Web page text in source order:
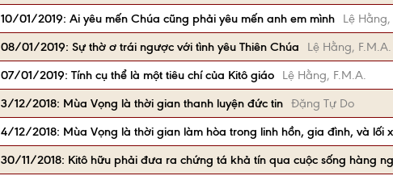
01/2019: Ai yêu mến Chúa cũng phải yêu mến anh em mình
Lệ Hằng,
01/2019: Sự thờ ơ trái ngược với tình yêu Thiên Chúa
Lệ Hằng, F.M.A.
01/2019: Tính cụ thể là một tiêu chí của Kitô giáo
Lệ Hằng, F.M.A.
12/2018: Mùa Vọng là thời gian thanh luyện đức tin Đặng Tự Do
12/2018: Mùa Vọng là thời gian làm hòa trong linh hồn, gia đình, và lối
11/2018: Kitô hữu phải đưa ra chứng tá khả tín qua cuộc sống hàng